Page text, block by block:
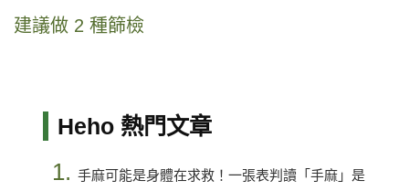
建議做 2 種篩檢
Heho 熱門文章
1. 手麻可能是身體在求救！一張表判讀「手麻」是